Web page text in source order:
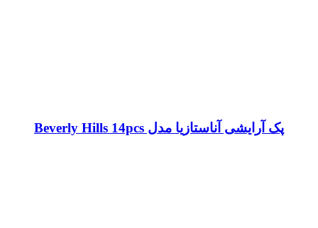
پک آرایشی آناستازیا مدل Beverly Hills 14pcs